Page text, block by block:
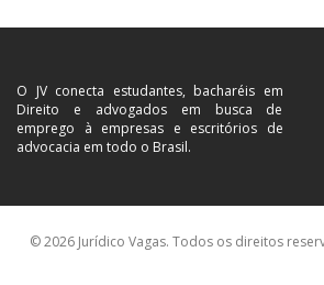
O JV conecta estudantes, bacharéis em
Direito e advogados em busca de
emprego à empresas e escritórios de
advocacia em todo o Brasil.
© 2026 Jurídico Vagas. Todos os direitos